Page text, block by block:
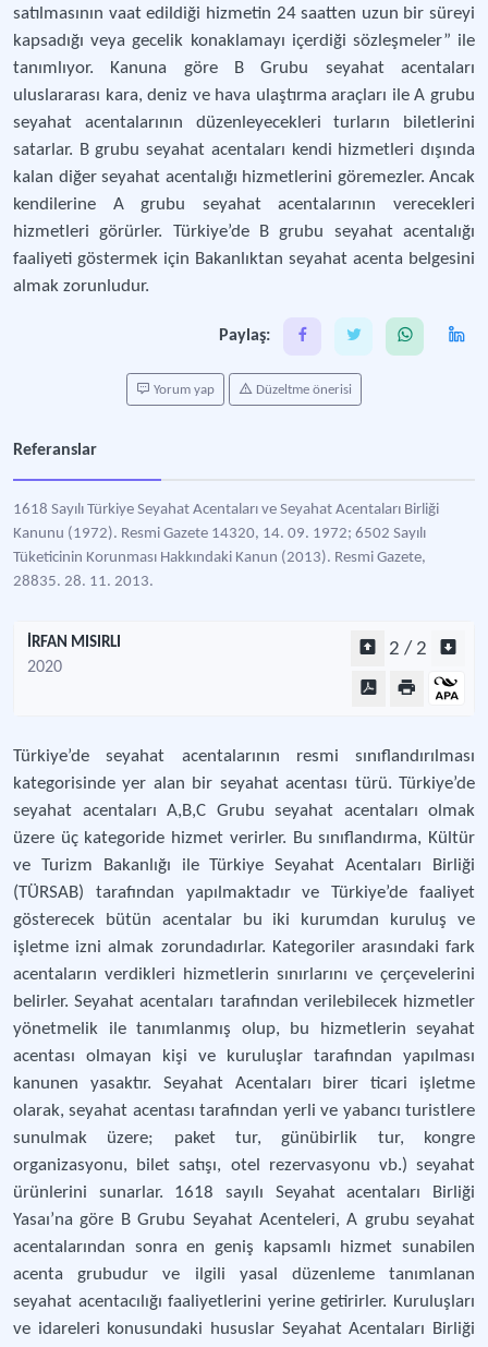
satılmasının vaat edildiği hizmetin 24 saatten uzun bir süreyi
kapsadığı veya gecelik konaklamayı içerdiği sözleşmeler” ile
tanımlıyor. Kanuna göre B Grubu seyahat acentaları
uluslararası kara, deniz ve hava ulaştırma araçları ile A grubu
seyahat acentalarının düzenleyecekleri turların biletlerini
satarlar. B grubu seyahat acentaları kendi hizmetleri dışında
kalan diğer seyahat acentalığı hizmetlerini göremezler. Ancak
kendilerine A grubu seyahat acentalarının verecekleri
hizmetleri görürler. Türkiye’de B grubu seyahat acentalığı
faaliyeti göstermek için Bakanlıktan seyahat acenta belgesini
almak zorunludur.
Paylaş:
Yorum yap Düzeltme önerisi
Referanslar
1618 Sayılı Türkiye Seyahat Acentaları ve Seyahat Acentaları Birliği
Kanunu (1972). Resmi Gazete 14320, 14. 09. 1972; 6502 Sayılı
Tüketicinin Korunması Hakkındaki Kanun (2013). Resmi Gazete,
28835. 28. 11. 2013.
İRFAN MISIRLI
2020
2 / 2
Türkiye’de seyahat acentalarının resmi sınıflandırılması
kategorisinde yer alan bir seyahat acentası türü. Türkiye’de
seyahat acentaları A,B,C Grubu seyahat acentaları olmak
üzere üç kategoride hizmet verirler. Bu sınıflandırma, Kültür
ve Turizm Bakanlığı ile Türkiye Seyahat Acentaları Birliği
(TÜRSAB) tarafından yapılmaktadır ve Türkiye’de faaliyet
gösterecek bütün acentalar bu iki kurumdan kuruluş ve
işletme izni almak zorundadırlar. Kategoriler arasındaki fark
acentaların verdikleri hizmetlerin sınırlarını ve çerçevelerini
belirler. Seyahat acentaları tarafından verilebilecek hizmetler
yönetmelik ile tanımlanmış olup, bu hizmetlerin seyahat
acentası olmayan kişi ve kuruluşlar tarafından yapılması
kanunen yasaktır. Seyahat Acentaları birer ticari işletme
olarak, seyahat acentası tarafından yerli ve yabancı turistlere
sunulmak üzere; paket tur, günübirlik tur, kongre
organizasyonu, bilet satışı, otel rezervasyonu vb.) seyahat
ürünlerini sunarlar. 1618 sayılı Seyahat acentaları Birliği
Yasaı’na göre B Grubu Seyahat Acenteleri, A grubu seyahat
acentalarından sonra en geniş kapsamlı hizmet sunabilen
acenta grubudur ve ilgili yasal düzenleme tanımlanan
seyahat acentacılığı faaliyetlerini yerine getirirler. Kuruluşları
ve idareleri konusundaki hususlar Seyahat Acentaları Birliği